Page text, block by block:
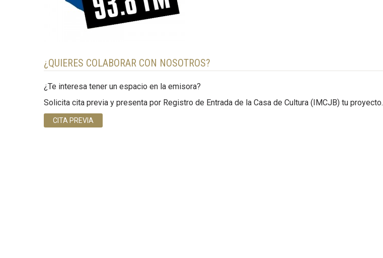
¿QUIERES COLABORAR CON NOSOTROS?
¿Te interesa tener un espacio en la emisora?
Solicita cita previa y presenta por Registro de Entrada de la Casa de Cultura (IMCJB) tu proyecto.
CITA PREVIA